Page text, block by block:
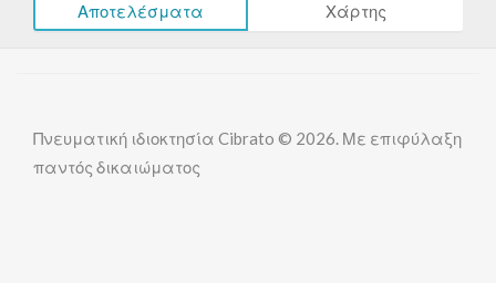
Αποτελέσματα Χάρτης
Πνευματική ιδιοκτησία Cibrato © 2026. Με επιφύλαξη
παντός δικαιώματος